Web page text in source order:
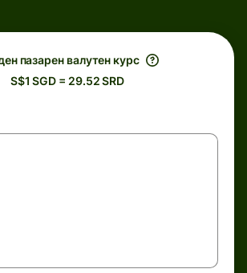
пазарен валутен курс
S$1 SGD = 29.52 SRD